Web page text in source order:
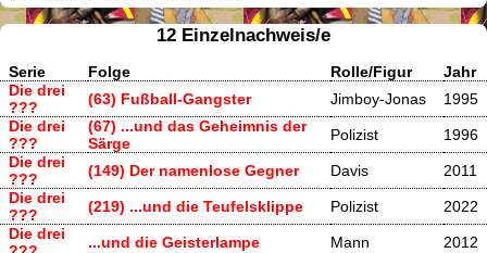
12 Einzelnachweis/e
Serie Folge Rolle/Figur
Jahr
Die drei
???
(63) Fußball-Gangster Jimboy-Jonas
1995
Die drei
???
(67) ...und das Geheimnis der
Särge
Polizist
1996
Die drei
???
(149) Der namenlose Gegner Davis
2011
Die drei
???
(219) ...und die Teufelsklippe Polizist
2022
Die drei
...und die Geisterlampe Mann 2012